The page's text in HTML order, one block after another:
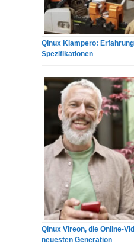
Qinux Klampero:
Spezifikationen
Qinux Vireon, die Online-
neuesten Generation